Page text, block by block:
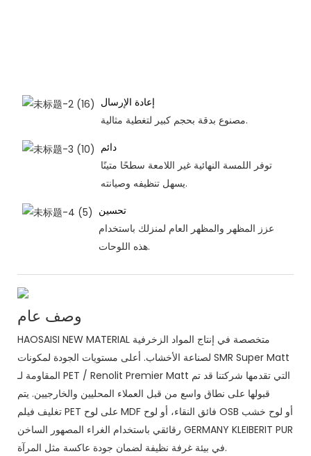
إعادة الإرسال
مصنوع بدقة بحجم كبير لتغطية مثالية.
دائم
توفر اللمسة النهائية غير اللامعة سطحًا متينًا
يسهل تنظيفه وصيانته.
تحسين
عزز المظهر والمظهر العام لمنزلك باستخدام
هذه اللوحات.
وصف عام
HAOSAISI NEW MATERIAL متخصصة في إنتاج المواد الزخرفية
لصناعة الأخشاب. أعلى مستويات الجودة لمكونات SMR Super Matt
المقاومة لـ PET / Renolit Premier Matt التي تقدمها شركتنا قد تم
قبولها على نطاق واسع من قبل العملاء المحليين والخارجيين. يتم
تغليف فيلم PET على لوح MDF فائق النقاء، أو لوح OSB أو لوح خشب
رقائقي باستخدام الغراء المصهور الساخن GERMANY KLEIBERIT PUR
في بيئة غرفة نظيفة لضمان جودة عاكسة مثل المرآة.